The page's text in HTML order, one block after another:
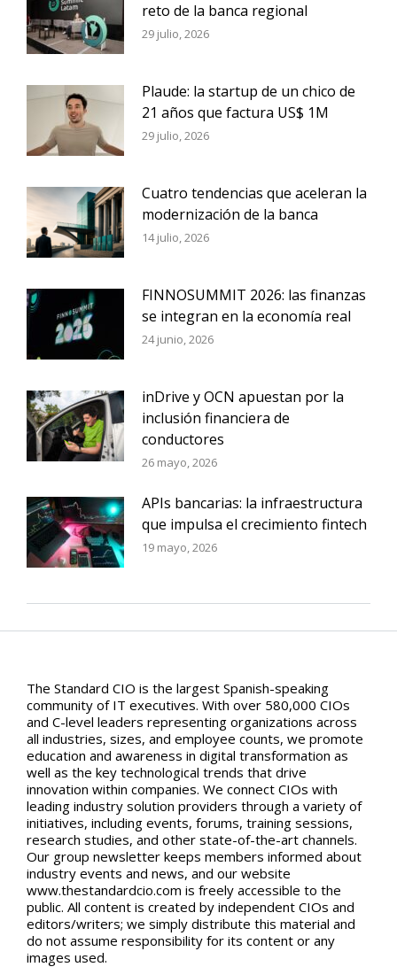
reto de la banca regional
29 julio, 2026
Plaude: la startup de un chico de
21 años que factura US$ 1M
29 julio, 2026
Cuatro tendencias que aceleran la
modernización de la banca
14 julio, 2026
FINNOSUMMIT 2026: las finanzas
se integran en la economía real
24 junio, 2026
inDrive y OCN apuestan por la
inclusión financiera de
conductores
26 mayo, 2026
APIs bancarias: la infraestructura
que impulsa el crecimiento fintech
19 mayo, 2026
The Standard CIO is the largest Spanish-speaking
community of IT executives. With over 580,000 CIOs
and C-level leaders representing organizations across
all industries, sizes, and employee counts, we promote
education and awareness in digital transformation as
well as the key technological trends that drive
innovation within companies. We connect CIOs with
leading industry solution providers through a variety of
initiatives, including events, forums, training sessions,
research studies, and other state-of-the-art channels.
Our group newsletter keeps members informed about
industry events and news, and our website
www.thestandardcio.com is freely accessible to the
public. All content is created by independent CIOs and
editors/writers; we simply distribute this material and
do not assume responsibility for its content or any
images used.